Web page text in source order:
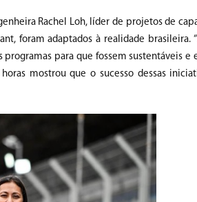
Rachel Loh, líder de projetos de
foram adaptados à realidade
para que fossem sustentáveis e
mostrou que o sucesso dessas